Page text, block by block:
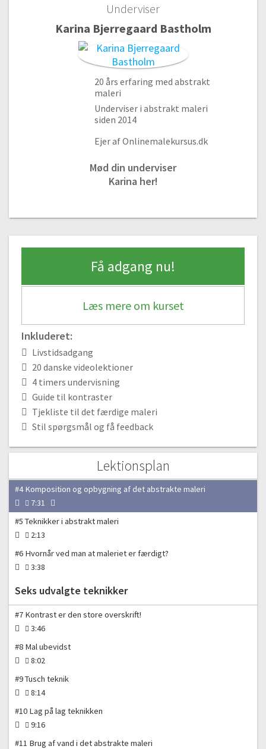
Underviser
Karina Bjerregaard Bastholm
20 års erfaring med abstrakt
maleri
Underviser i abstrakt maleri
siden 2014
Ejer af Onlinemalekursus.dk
Mød din underviser
Karina her!
Få adgang nu!
Læs mere om kurset
Inkluderet:
Livstidsadgang
20 danske videolektioner
4 timers undervisning
Guide til kontraster
Tjekliste til det færdige maleri
Stil spørgsmål og få feedback
Lektionsplan
#1 Introduktion til dette malekursus
Gratis video
2:15
De 5 grundelementer
#2 Materialevalg til det abstrakte maleri
#4 Komposition og opbygning af det abstrakte maleri
7:31
#5 Teknikker i abstrakt maleri
2:13
#6 Hvornår ved man at maleriet er færdigt?
3:38
Seks udvalgte teknikker
#7 Kontrast er den store overskrift!
3:46
#8 Mal ubevidst
8:02
#9 Tusch teknik
8:14
#10 Lag på lag teknikken
9:16
#11 Brug af vand i det abstrakte maleri